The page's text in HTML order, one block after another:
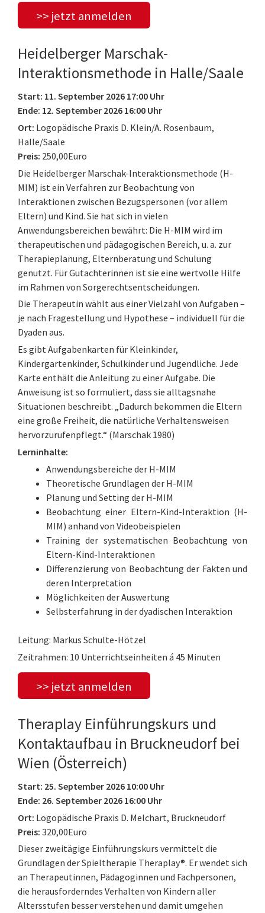
>> jetzt anmelden
Heidelberger Marschak-
Interaktionsmethode in Halle/Saale
Start: 11. September 2026 17:00 Uhr
Ende: 12. September 2026 16:00 Uhr
Ort: Logopädische Praxis D. Klein/A. Rosenbaum,
Halle/Saale
Preis: 250,00Euro
Die Heidelberger Marschak-Interaktionsmethode (H-
MIM) ist ein Verfahren zur Beobachtung von
Interaktionen zwischen Bezugspersonen (vor allem
Eltern) und Kind. Sie hat sich in vielen
Anwendungsbereichen bewährt: Die H-MIM wird im
therapeutischen und pädagogischen Bereich, u. a. zur
Therapieplanung, Elternberatung und Schulung
genutzt. Für Gutachterinnen ist sie eine wertvolle Hilfe
im Rahmen von Sorgerechtsentscheidungen.
Die Therapeutin wählt aus einer Vielzahl von Aufgaben –
je nach Fragestellung und Hypothese – individuell für die
Dyaden aus.
Es gibt Aufgabenkarten für Kleinkinder,
Kindergartenkinder, Schulkinder und Jugendliche. Jede
Karte enthält die Anleitung zu einer Aufgabe. Die
Anweisung ist so formuliert, dass sie alltagsnahe
Situationen beschreibt. „Dadurch bekommen die Eltern
eine große Freiheit, die natürliche Verhaltensweisen
hervorzurufenpflegt.“ (Marschak 1980)
Lerninhalte:
Anwendungsbereiche der H-MIM
Theoretische Grundlagen der H-MIM
Planung und Setting der H-MIM
Beobachtung einer Eltern-Kind-Interaktion (H-
MIM) anhand von Videobeispielen
Training der systematischen Beobachtung von
Eltern-Kind-Interaktionen
Differenzierung von Beobachtung der Fakten und
deren Interpretation
Möglichkeiten der Auswertung
Selbsterfahrung in der dyadischen Interaktion
Leitung: Markus Schulte-Hötzel
Zeitrahmen: 10 Unterrichtseinheiten á 45 Minuten
>> jetzt anmelden
Theraplay Einführungskurs und
Kontaktaufbau in Bruckneudorf bei
Wien (Österreich)
Start: 25. September 2026 10:00 Uhr
Ende: 26. September 2026 16:00 Uhr
Ort: Logopädische Praxis D. Melchart, Bruckneudorf
Preis: 320,00Euro
Dieser zweitägige Einführungskurs vermittelt die
Grundlagen der Spieltherapie Theraplay®. Er wendet sich
an Therapeutinnen, Pädagoginnen und Fachpersonen,
die herausforderndes Verhalten von Kindern aller
Altersstufen besser verstehen und damit umgehen